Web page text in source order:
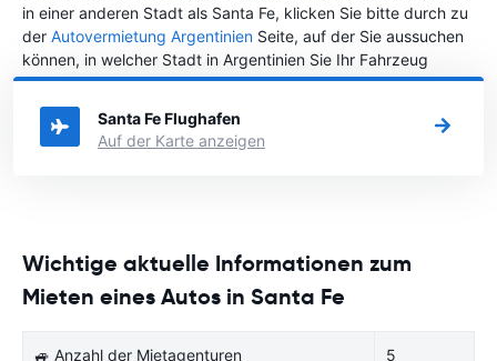
in einer anderen Stadt als Santa Fe, klicken Sie bitte durch zu
der Autovermietung Argentinien Seite, auf der Sie aussuchen
können, in welcher Stadt in Argentinien Sie Ihr Fahrzeug
mieten wollen.
Santa Fe Flughafen
Auf der Karte anzeigen
Wichtige aktuelle Informationen zum
Mieten eines Autos in Santa Fe
🚙 Anzahl der Mietagenturen 5